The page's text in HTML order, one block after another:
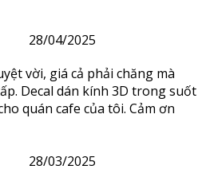
28/04/2025
vời, giá cả phải chăng mà
Decal dán kính 3D trong suốt
quán cafe của tôi. Cảm ơn
28/03/2025